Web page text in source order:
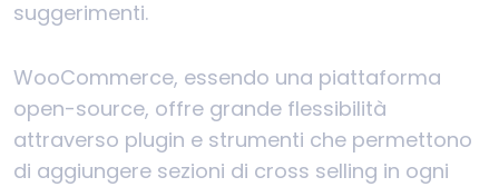
suggerimenti.
WooCommerce, essendo una piattaforma
open-source, offre grande flessibilità
attraverso plugin e strumenti che permettono
di aggiungere sezioni di cross selling in ogni